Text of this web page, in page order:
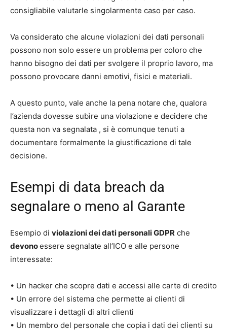
consigliabile valutarle singolarmente caso per caso.
Va considerato che alcune violazioni dei dati personali
possono non solo essere un problema per coloro che
hanno bisogno dei dati per svolgere il proprio lavoro, ma
possono provocare danni emotivi, fisici e materiali.
A questo punto, vale anche la pena notare che, qualora
l’azienda dovesse subìre una violazione e decidere che
questa non va segnalata , si è comunque tenuti a
documentare formalmente la giustificazione di tale
decisione.
Esempi di data breach da
segnalare o meno al Garante
Esempio di violazioni dei dati personali GDPR che
devonoessere segnalate all’ICO e alle persone
interessate:
• Un hacker che scopre dati e accessi alle carte di credito
• Un errore del sistema che permette ai clienti di
visualizzare i dettagli di altri clienti
• Un membro del personale che copia i dati dei clienti su